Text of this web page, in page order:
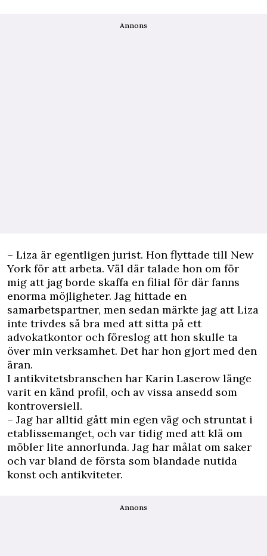
Annons
– Liza är egentligen jurist. Hon flyttade till New
York för att arbeta. Väl där talade hon om för
mig att jag borde skaffa en filial för där fanns
enorma möjligheter. Jag hittade en
samarbetspartner, men sedan märkte jag att Liza
inte trivdes så bra med att sitta på ett
advokatkontor och föreslog att hon skulle ta
över min verksamhet. Det har hon gjort med den
äran.
I antikvitetsbranschen har Karin Laserow länge
varit en känd profil, och av vissa ansedd som
kontroversiell.
– Jag har alltid gått min egen väg och struntat i
etablissemanget, och var tidig med att klä om
möbler lite annorlunda. Jag har målat om saker
och var bland de första som blandade nutida
konst och antikviteter.
Annons